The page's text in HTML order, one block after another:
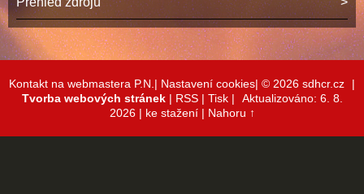
Kontakt na webmastera P.N.| Nastavení cookies| © 2026 sdhcr.cz
|
Tvorba webových stránek| RSS| Tisk|
Aktualizováno: 6. 8.
2026 | ke stažení | Nahoru ↑